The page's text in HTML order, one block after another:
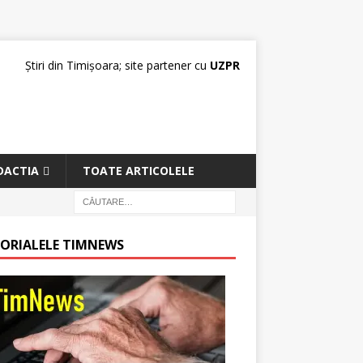
Știri din Timișoara; site partener cu UZPR
TOATE ARTICOLELE
TIMNEWS